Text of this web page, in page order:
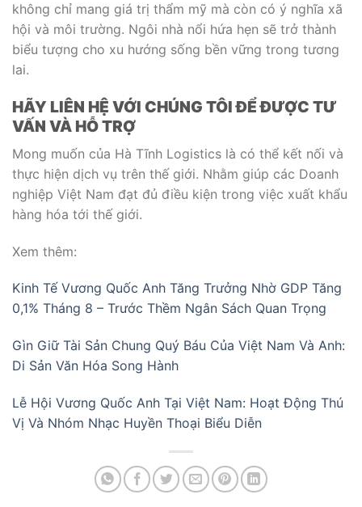
không chỉ mang giá trị thẩm mỹ mà còn có ý nghĩa xã
hội và môi trường. Ngôi nhà nổi hứa hẹn sẽ trở thành
biểu tượng cho xu hướng sống bền vững trong tương
lai.
HÃY LIÊN HỆ VỚI CHÚNG TÔI ĐỂ ĐƯỢC TƯ
VẤN VÀ HỖ TRỢ
Mong muốn của Hà Tĩnh Logistics là có thể kết nối và
thực hiện dịch vụ trên thế giới. Nhằm giúp các Doanh
nghiệp Việt Nam đạt đủ điều kiện trong việc xuất khẩu
hàng hóa tới thế giới.
Xem thêm:
Kinh Tế Vương Quốc Anh Tăng Trưởng Nhờ GDP Tăng
0,1% Tháng 8 – Trước Thềm Ngân Sách Quan Trọng
Gìn Giữ Tài Sản Chung Quý Báu Của Việt Nam Và Anh:
Di Sản Văn Hóa Song Hành
Lễ Hội Vương Quốc Anh Tại Việt Nam: Hoạt Động Thú
Vị Và Nhóm Nhạc Huyền Thoại Biểu Diễn